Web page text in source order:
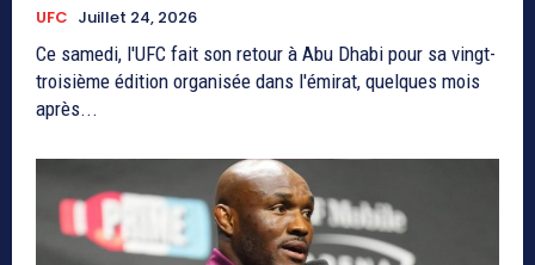
UFC Juillet 24, 2026
Ce samedi, l'UFC fait son retour à Abu Dhabi pour sa vingt-
troisième édition organisée dans l'émirat, quelques mois
après...